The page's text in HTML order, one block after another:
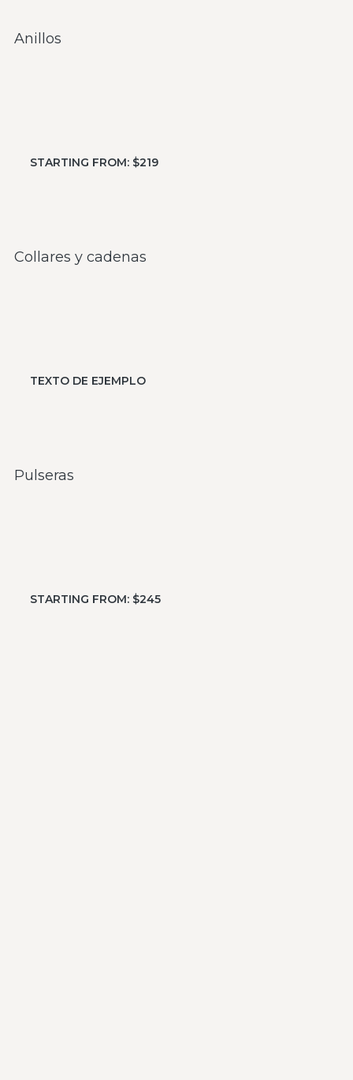
Anillos
STARTING FROM: $219
Collares y cadenas
TEXTO DE EJEMPLO
Pulseras
STARTING FROM: $245